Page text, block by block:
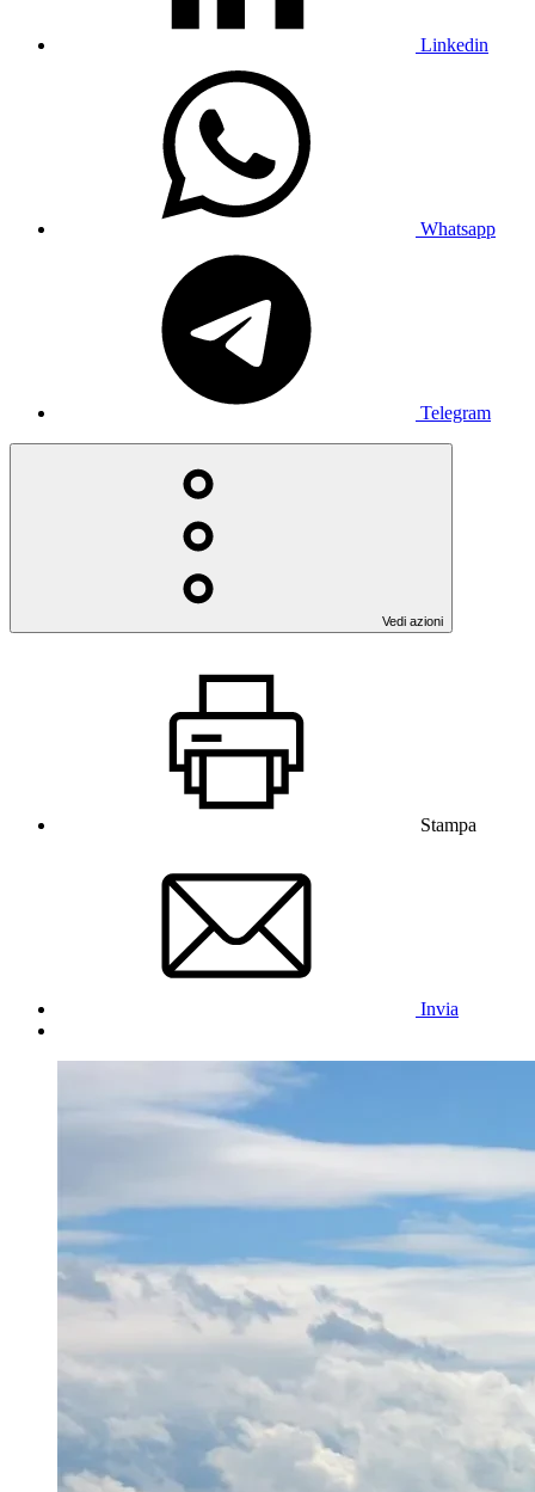
Linkedin
Whatsapp
Telegram
Vedi azioni
Stampa
Invia